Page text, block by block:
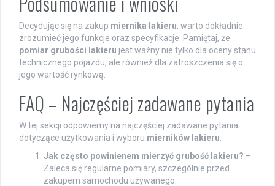
Decydując się na zakup miernika lakieru, warto dokładnie
zrozumieć jego funkcje oraz specyfikacje. Pamiętaj, że
pomiar grubości lakieru jest ważny nie tylko dla oceny stanu
technicznego pojazdu, ale również dla zatroszczenia się o
jego wartość rynkową.
FAQ – Najczęściej zadawane pytania
W tej sekcji odpowiemy na najczęściej zadawane pytania
dotyczące użytkowania i wyboru mierników lakieru:
Jak często powinienem mierzyć grubość lakieru? –
Zaleca się regularne pomiary, szczególnie przed
zakupem samochodu używanego.